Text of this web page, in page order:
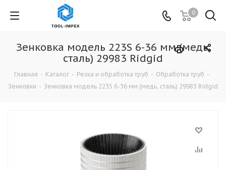
0
Зенковка модель 223S 6-36 мм (медь,
сталь) 29983 Ridgid
Главная - Каталог - Резка и обработка труб - Обработка труб -
Зенковки - Зенковка модель 223S 6-36 мм (медь, сталь) 29983 Ridgid